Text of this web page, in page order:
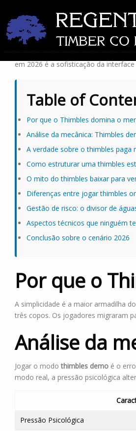
Você perdeu dinheiro na última
matemática por trás dos três dedais
em 2026 é a sofisticação da
Table of
Por que o Thimbles domina o
Análise da mecânica: Thimbles
A verdade sobre o thimbles paga
Como estruturar uma thimbles
O mito do thimbles baixar para
Diferenças entre jogar thimbles
Gestão de risco: o divisor de
Aspectos técnicos que ninguém
Conclusão sobre o cenário 2026
Por que o
A simplicidade é a maior armadilha
três copos. Os jogadores migraram
Análise da
Jogar o modothimbles demo é o
modo real, a pressão psicológica
Pressão Psicológica